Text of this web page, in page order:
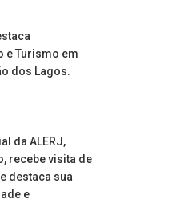
e Turismo em
dos Lagos.
da ALERJ,
recebe visita de
destaca sua
e